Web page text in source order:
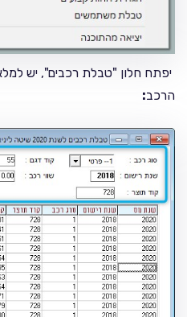
יפתח חלון "טבלת רכבים", יש
הרכב: